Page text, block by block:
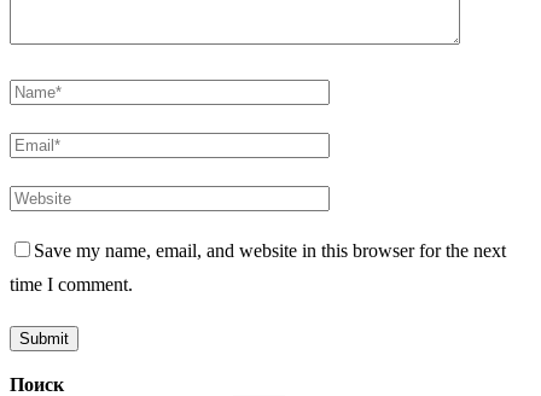
Save my name, email, and website in this browser for the next
time I comment.
Поиск